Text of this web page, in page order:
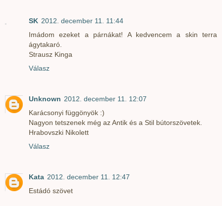
SK 2012. december 11. 11:44
Imádom ezeket a párnákat! A kedvencem a skin terra
ágytakaró.
Strausz Kinga
Válasz
Unknown 2012. december 11. 12:07
Karácsonyi függönyök :)
Nagyon tetszenek még az Antik és a Stil bútorszövetek.
Hrabovszki Nikolett
Válasz
Kata 2012. december 11. 12:47
Estádó szövet